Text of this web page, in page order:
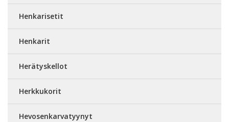
Henkarisetit
Henkarit
Herätyskellot
Herkkukorit
Hevosenkarvatyynyt